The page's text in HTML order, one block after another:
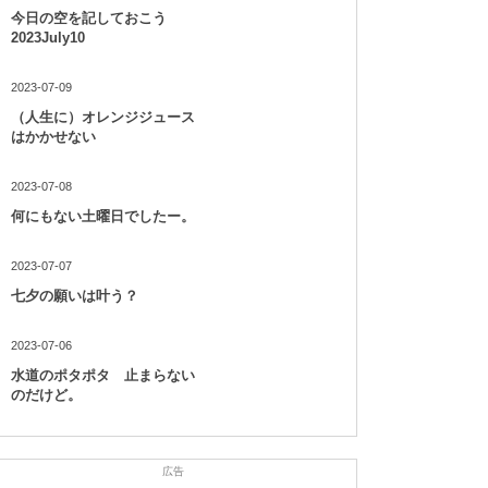
今日の空を記しておこう
2023July10
2023-07-09
（人生に）オレンジジュース
はかかせない
2023-07-08
何にもない土曜日でしたー。
2023-07-07
七夕の願いは叶う？
2023-07-06
水道のポタポタ 止まらない
のだけど。
広告